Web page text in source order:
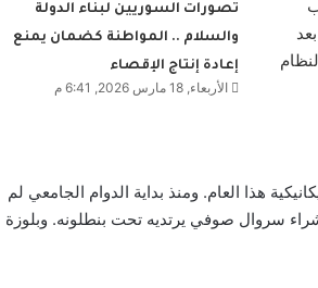
تصورات السوريين لبناء الدولة
والسلام .. المواطنة كضمان يمنع
إعادة إنتاج الإقصاء
الأربعاء, 18 مارس 2026, 6:41 م
هذا العام. ومنذ بداية الدوام الجامعي لم
سروال صوفي يرتديه تحت بنطلونه. وبلوزة